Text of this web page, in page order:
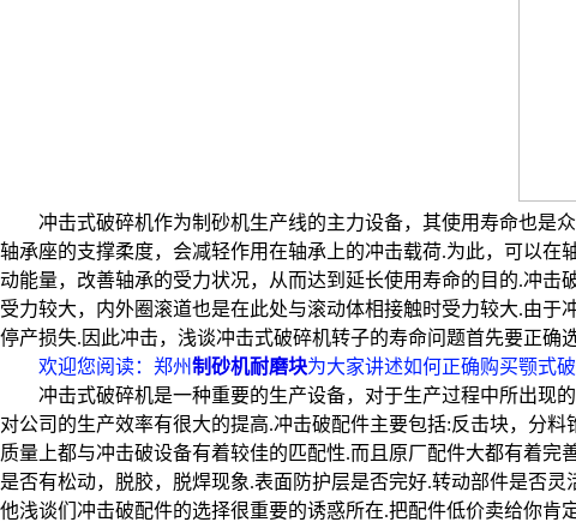
冲击式破碎机作为制砂机生产线的主力设备，其使用寿命也是
轴承座的支撑柔度，会减轻作用在轴承上的冲击载荷.为此，可以
动能量，改善轴承的受力状况，从而达到延长使用寿命的目的.冲
受力较大，内外圈滚道也是在此处与滚动体相接触时受力较大.由
停产损失.因此冲击，浅谈冲击式破碎机转子的寿命问题首先要正确
欢迎您阅读：郑州制砂机耐磨块为大家讲述如何正确购买颚式
冲击式破碎机是一种重要的生产设备，对于生产过程中所出现
对公司的生产效率有很大的提高.冲击破配件主要包括:反击块，分
质量上都与冲击破设备有着较佳的匹配性.而且原厂配件大都有着
是否有松动，脱胶，脱焊现象.表面防护层是否完好.转动部件是否
他浅谈们冲击破配件的选择很重要的诱惑所在.把配件低价卖给你肯